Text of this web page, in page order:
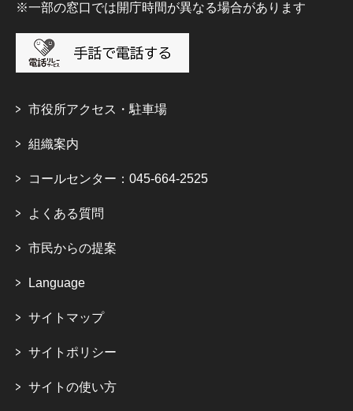
※一部の窓口では開庁時間が異なる場合があります
市役所アクセス・駐車場
組織案内
コールセンター：045-664-2525
よくある質問
市民からの提案
Language
サイトマップ
サイトポリシー
サイトの使い方